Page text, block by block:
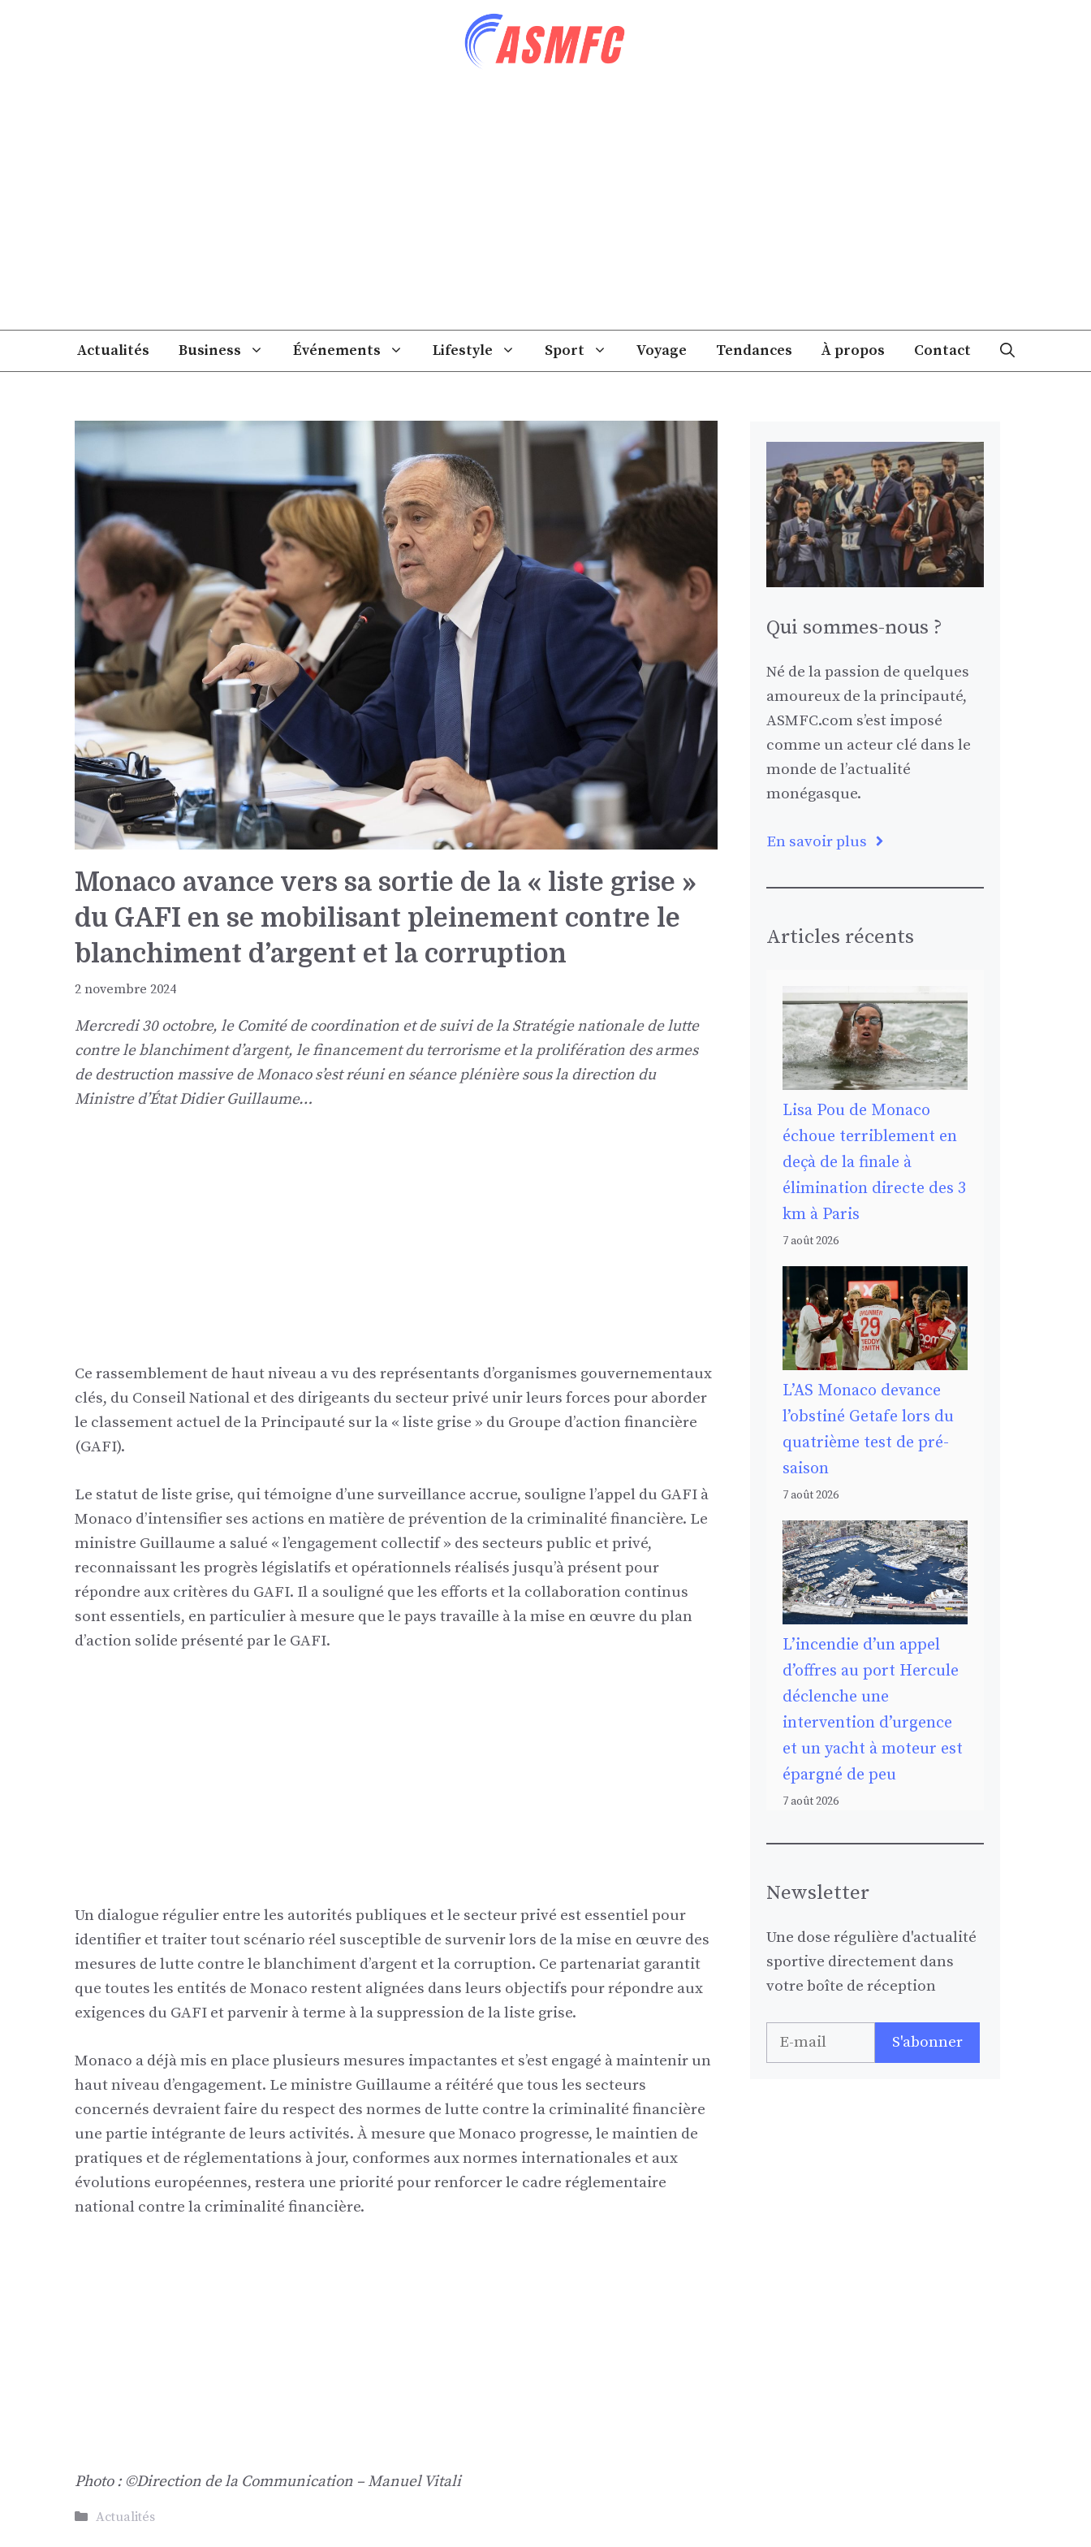
Actualités Business Événements Lifestyle Sport Voyage Tendances À propos Contact
Monaco avance vers sa sortie de la « liste grise »
du GAFI en se mobilisant pleinement contre le
blanchiment d’argent et la corruption
2 novembre 2024
Mercredi 30 octobre, le Comité de coordination et de suivi de la Stratégie nationale de lutte
contre le blanchiment d’argent, le financement du terrorisme et la prolifération des armes
de destruction massive de Monaco s’est réuni en séance plénière sous la direction du
Ministre d’État Didier Guillaume…
Ce rassemblement de haut niveau a vu des représentants d’organismes gouvernementaux
clés, du Conseil National et des dirigeants du secteur privé unir leurs forces pour aborder
le classement actuel de la Principauté sur la « liste grise » du Groupe d’action financière
(GAFI).
Le statut de liste grise, qui témoigne d’une surveillance accrue, souligne l’appel du GAFI à
Monaco d’intensifier ses actions en matière de prévention de la criminalité financière. Le
ministre Guillaume a salué « l’engagement collectif » des secteurs public et privé,
reconnaissant les progrès législatifs et opérationnels réalisés jusqu’à présent pour
répondre aux critères du GAFI. Il a souligné que les efforts et la collaboration continus
sont essentiels, en particulier à mesure que le pays travaille à la mise en œuvre du plan
d’action solide présenté par le GAFI.
Un dialogue régulier entre les autorités publiques et le secteur privé est essentiel pour
identifier et traiter tout scénario réel susceptible de survenir lors de la mise en œuvre des
mesures de lutte contre le blanchiment d’argent et la corruption. Ce partenariat garantit
que toutes les entités de Monaco restent alignées dans leurs objectifs pour répondre aux
exigences du GAFI et parvenir à terme à la suppression de la liste grise.
Monaco a déjà mis en place plusieurs mesures impactantes et s’est engagé à maintenir un
haut niveau d’engagement. Le ministre Guillaume a réitéré que tous les secteurs
concernés devraient faire du respect des normes de lutte contre la criminalité financière
une partie intégrante de leurs activités. À mesure que Monaco progresse, le maintien de
pratiques et de réglementations à jour, conformes aux normes internationales et aux
évolutions européennes, restera une priorité pour renforcer le cadre réglementaire
national contre la criminalité financière.
Photo : ©Direction de la Communication – Manuel Vitali
Catégories
Actualités
Qui sommes-nous ?
Né de la passion de quelques
amoureux de la principauté,
ASMFC.com s’est imposé
comme un acteur clé dans le
monde de l’actualité
monégasque.
En savoir plus
Articles récents
Lisa Pou de Monaco
échoue terriblement en
deçà de la finale à
élimination directe des 3
km à Paris
7 août 2026
L’AS Monaco devance
l’obstiné Getafe lors du
quatrième test de pré-
saison
7 août 2026
L’incendie d’un appel
d’offres au port Hercule
déclenche une
intervention d’urgence
et un yacht à moteur est
épargné de peu
7 août 2026
Newsletter
Une dose régulière d'actualité
sportive directement dans
votre boîte de réception